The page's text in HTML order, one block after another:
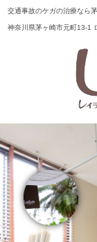
交通事故のケガの治療なら
神奈川県茅ヶ崎市元町13-1